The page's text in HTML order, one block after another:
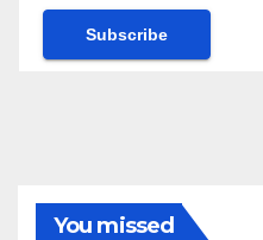
You missed